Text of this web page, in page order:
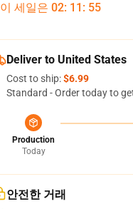
이 세일은 02: 11 : 54
Deliver to United States
Cost to ship:$6.99
Standard - Order today to
Production
Today
안전한 거래